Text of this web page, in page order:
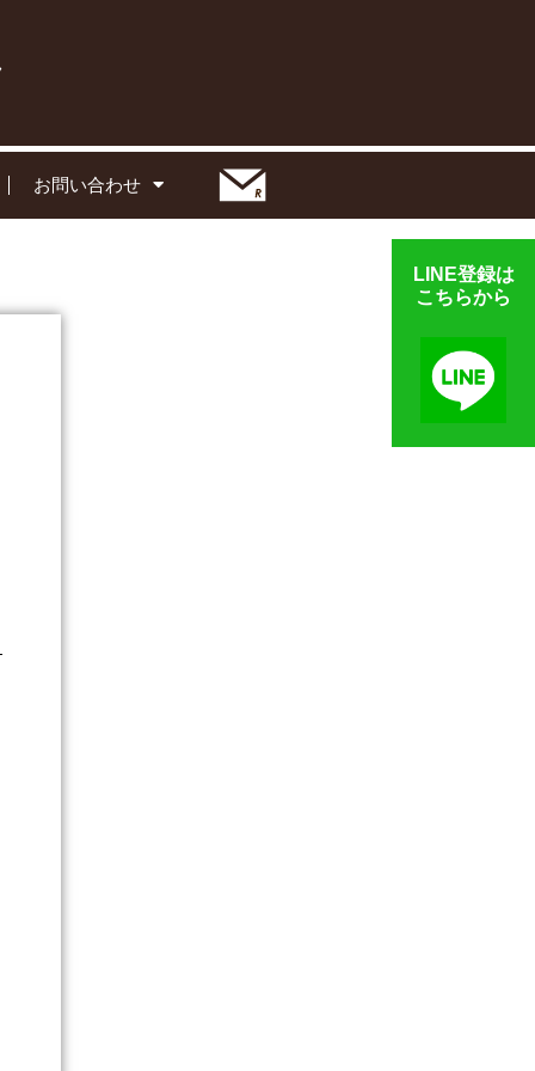
お問い合わせ
LINE登録は
こちらから